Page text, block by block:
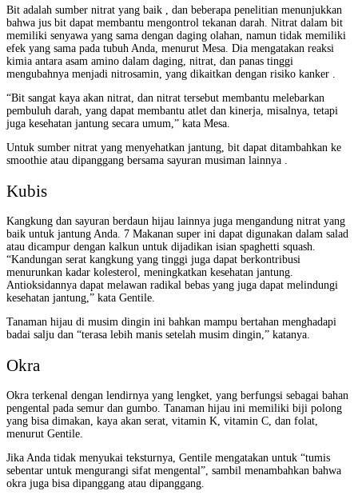
Bit adalah sumber nitrat yang baik , dan beberapa penelitian menunjukkan
bahwa jus bit dapat membantu mengontrol tekanan darah. Nitrat dalam bit
memiliki senyawa yang sama dengan daging olahan, namun tidak memiliki
efek yang sama pada tubuh Anda, menurut Mesa. Dia mengatakan reaksi
kimia antara asam amino dalam daging, nitrat, dan panas tinggi
mengubahnya menjadi nitrosamin, yang dikaitkan dengan risiko kanker .
“Bit sangat kaya akan nitrat, dan nitrat tersebut membantu melebarkan
pembuluh darah, yang dapat membantu atlet dan kinerja, misalnya, tetapi
juga kesehatan jantung secara umum,” kata Mesa.
Untuk sumber nitrat yang menyehatkan jantung, bit dapat ditambahkan ke
smoothie atau dipanggang bersama sayuran musiman lainnya .
Kubis
Kangkung dan sayuran berdaun hijau lainnya juga mengandung nitrat yang
baik untuk jantung Anda. 7 Makanan super ini dapat digunakan dalam salad
atau dicampur dengan kalkun untuk dijadikan isian spaghetti squash.
“Kandungan serat kangkung yang tinggi juga dapat berkontribusi
menurunkan kadar kolesterol, meningkatkan kesehatan jantung.
Antioksidannya dapat melawan radikal bebas yang juga dapat melindungi
kesehatan jantung,” kata Gentile.
Tanaman hijau di musim dingin ini bahkan mampu bertahan menghadapi
badai salju dan “terasa lebih manis setelah musim dingin,” katanya.
Okra
Okra terkenal dengan lendirnya yang lengket, yang berfungsi sebagai bahan
pengental pada semur dan gumbo. Tanaman hijau ini memiliki biji polong
yang bisa dimakan, kaya akan serat, vitamin K, vitamin C, dan folat,
menurut Gentile.
Jika Anda tidak menyukai teksturnya, Gentile mengatakan untuk “tumis
sebentar untuk mengurangi sifat mengental”, sambil menambahkan bahwa
okra juga bisa dipanggang atau dipanggang.